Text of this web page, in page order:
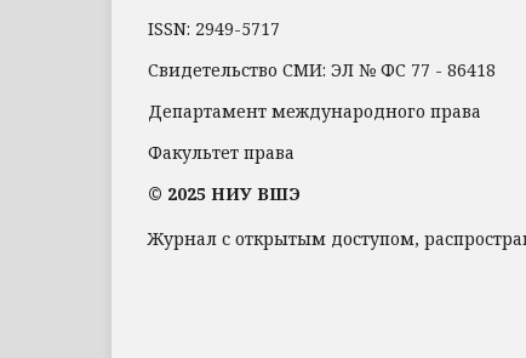
ISSN: 2949-5717
Свидетельство СМИ: ЭЛ № ФС 77 - 86418
Департамент международного права
Факультет права
© 2025 НИУ ВШЭ
Журнал с открытым доступом,